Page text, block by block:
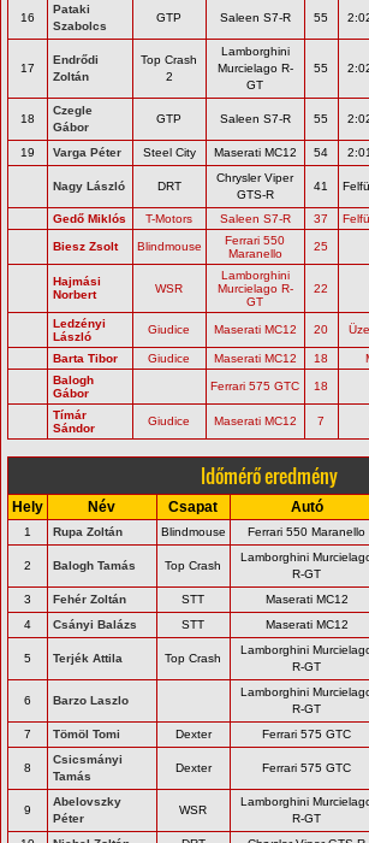
16
Pataki
Szabolcs
GTP Saleen S7-R 55
17
Endrődi
Zoltán
Top Crash
2
Lamborghini
Murcielago R-
GT
55
18
Czegle
Gábor
GTP Saleen S7-R 55
19 Varga Péter Steel City Maserati MC12 54
Nagy László DRT
Chrysler Viper
GTS-R
41
Gedő Miklós T-Motors Saleen S7-R 37
Biesz Zsolt Blindmouse
Ferrari 550
Maranello
25
Hajmási
Norbert
WSR
Lamborghini
Murcielago R-
GT
22
Ledzényi
László
Giudice Maserati MC12 20
Barta Tibor Giudice Maserati MC12 18
Balogh
Gábor
Ferrari 575 GTC 18
Tímár
Sándor
Giudice Maserati MC12 7
Időmérő eredmény
Hely Név Csapat Autó
1 Rupa Zoltán Blindmouse Ferrari 550 Maranello
2 Balogh Tamás Top Crash
Lamborghini
R-GT
3 Fehér Zoltán STT Maserati MC12
4
Csányi Balázs STT Maserati MC12
5 Terjék Attila Top Crash
Lamborghini
R-GT
6 Barzo Laszlo
Lamborghini
R-GT
7 Tömöl Tomi Dexter Ferrari 575 GTC
8
Csicsmányi
Tamás
Dexter Ferrari 575 GTC
9
Abelovszky
Péter
WSR
Lamborghini
R-GT